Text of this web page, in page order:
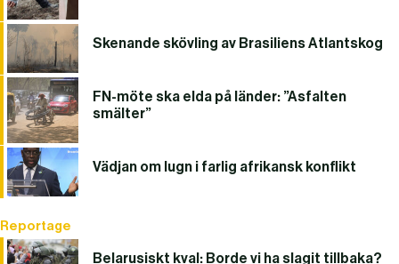
Skenande skövling av Brasiliens Atlantskog
FN-möte ska elda på länder: ”Asfalten
smälter”
Vädjan om lugn i farlig afrikansk konflikt
Reportage
Belarusiskt kval: Borde vi ha slagit tillbaka?